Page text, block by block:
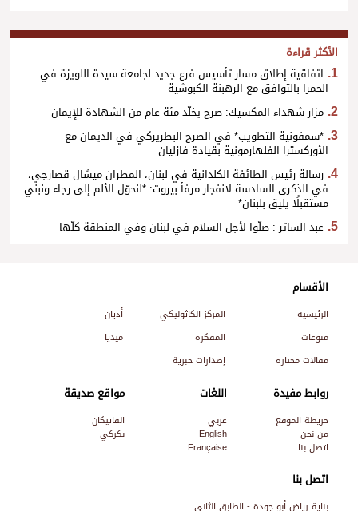
الأكثر قراءة
اتفاقية إطلاق مسار تأسيس فرع جديد لجامعة سيدة اللويزة في
الحمرا بالتوافق مع الرهبنة الكبوشية
مزار شهداء المكسيك: صرح يخلّد مئة عام من الشهادة للإيمان
*سمفونية التطويب* في الصرح البطريركي في الديمان مع
الأوركسترا الفلهارمونية بقيادة فازليان
رسالة رئيس الطائفة الكلدانية في لبنان، المطران ميشال قصارجي،
في الذكرى السادسة لانفجار مرفأ بيروت: *لنحوّل الألم إلى رجاء ونبني
مستقبلًا يليق بلبنان*
عبد الساتر : صلّوا لأجل السلام في لبنان وفي المنطقة كلّها
اتصل بنا
بناية رياض أبو جودة - الطابق الثاني
الأقسام
الرئيسية المركز الكاثوليكي
أديان
منوعات
المفكرة
ميديا
مقالات مختارة
إصدارات حبرية
روابط مفيدة
خريطة الموقع
من نحن
اتصل بنا
اللغات
عربي
English
Française
مواقع صديقة
الفاتيكان
بكركي